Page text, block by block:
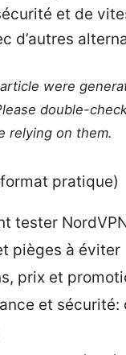
et de
d’autres
were
double-
relying on them.
pratique)
tester
pièges à éviter
prix et
et sécurité: